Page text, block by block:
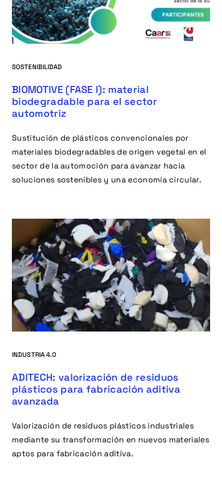
SOSTENIBILIDAD
BIOMOTIVE (FASE I): material
biodegradable para el sector
automotriz
Sustitución de plásticos convencionales por
materiales biodegradables de origen vegetal en el
sector de la automoción para avanzar hacia
soluciones sostenibles y una economía circular.
INDUSTRIA 4.0
ADITECH: valorización de residuos
plásticos para fabricación aditiva
avanzada
Valorización de residuos plásticos industriales
mediante su transformación en nuevos materiales
aptos para fabricación aditiva.